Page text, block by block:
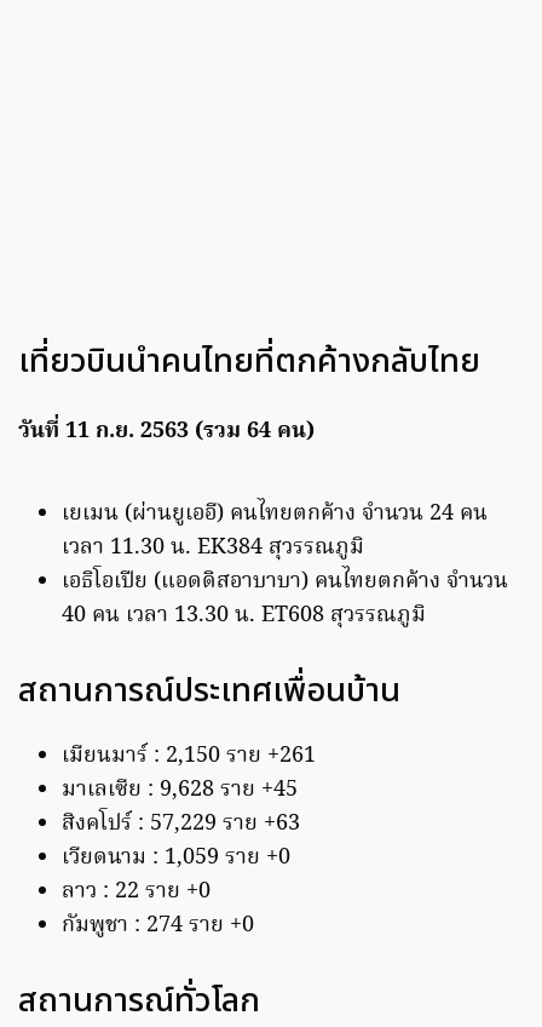
เที่ยวบินนำคนไทยที่ตกค้างกลับไทย
วันที่ 11 ก.ย. 2563 (รวม 64 คน)
เยเมน (ผ่านยูเออี) คนไทยตกค้าง จำนวน 24 คน
เวลา 11.30 น. EK384 สุวรรณภูมิ
เอธิโอเปีย (แอดดิสอาบาบา) คนไทยตกค้าง จำนวน
40 คน เวลา 13.30 น. ET608 สุวรรณภูมิ
สถานการณ์ประเทศเพื่อนบ้าน
เมียนมาร์ : 2,150 ราย +261
มาเลเซีย : 9,628 ราย +45
สิงคโปร์ : 57,229 ราย +63
เวียดนาม : 1,059 ราย +0
ลาว : 22 ราย +0
กัมพูชา : 274 ราย +0
สถานการณ์ทั่วโลก